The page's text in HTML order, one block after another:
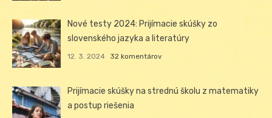
Nové testy 2024: Prijímacie skúšky zo
slovenského jazyka a literatúry
12. 3. 2024 32 komentárov
Prijímacie skúšky na strednú školu z matematiky
a postup riešenia